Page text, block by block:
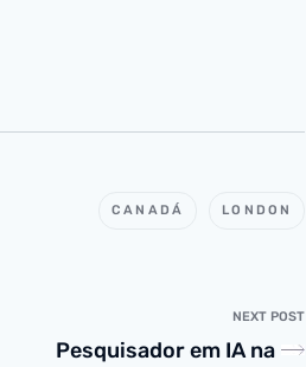
CANADÁ LONDON
NEXT POST
Pesquisador em IA na